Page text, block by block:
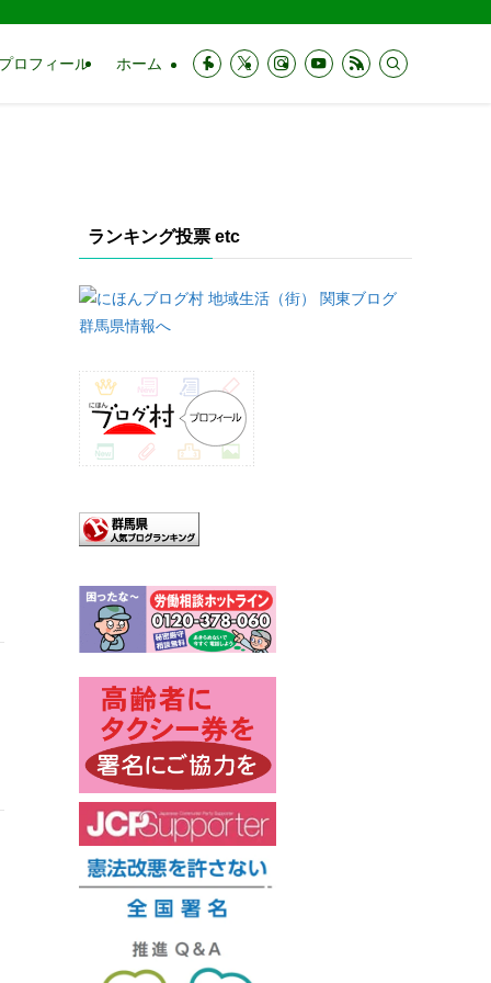
ロフィール ホーム
ランキング投票 etc